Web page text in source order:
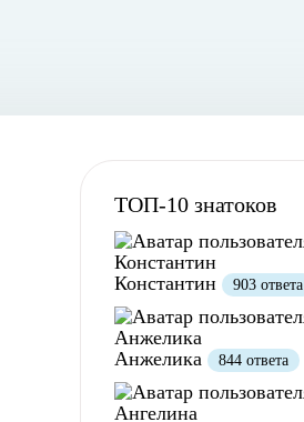
ТОП-10 знатоков
Константин 903 ответа
Анжелика 844 ответа